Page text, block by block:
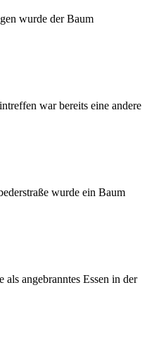
wurde der Baum
war bereits eine andere
wurde ein Baum
angebranntes Essen in der